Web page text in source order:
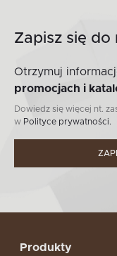
Zapisz się do
Otrzymuj
promocjach i
Dowiedz się więcej nt.
w Polityce prywatności.
Produkty